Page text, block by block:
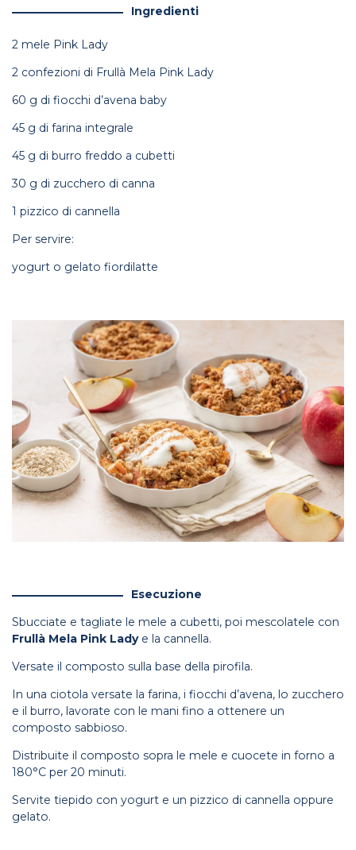
Ingredienti
2 mele Pink Lady
2 confezioni di Frullà Mela Pink Lady
60 g di fiocchi d’avena baby
45 g di farina integrale
45 g di burro freddo a cubetti
30 g di zucchero di canna
1 pizzico di cannella
Per servire:
yogurt o gelato fiordilatte
Esecuzione
Sbucciate e tagliate le mele a cubetti, poi mescolatele con
Frullà Mela Pink Ladye la cannella.
Versate il composto sulla base della pirofila.
In una ciotola versate la farina, i fiocchi d’avena, lo zucchero
e il burro, lavorate con le mani fino a ottenere un
composto sabbioso.
Distribuite il composto sopra le mele e cuocete in forno a
180°C per 20 minuti.
Servite tiepido con yogurt e un pizzico di cannella oppure
gelato.